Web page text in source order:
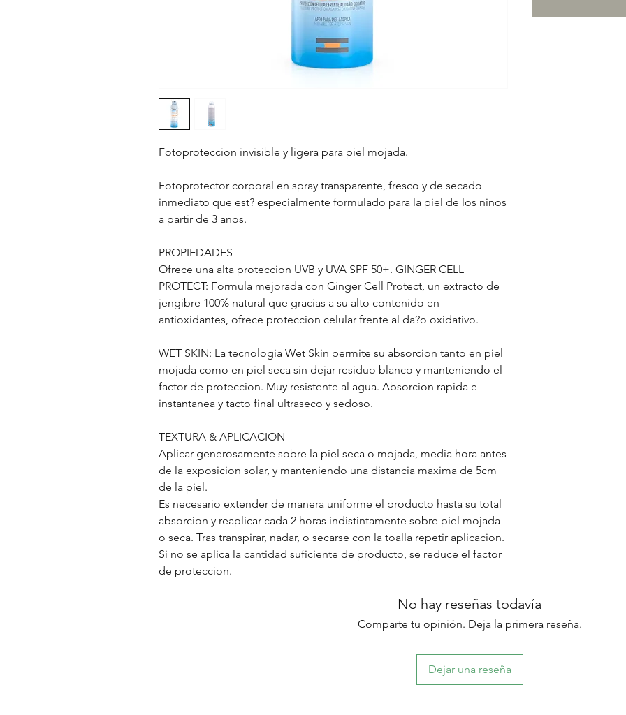
Fotoproteccion invisible y ligera para piel mojada.
Fotoprotector corporal en spray transparente, fresco y de secado
inmediato que est? especialmente formulado para la piel de los ninos
a partir de 3 anos.
PROPIEDADES
Ofrece una alta proteccion UVB y UVA SPF 50+. GINGER CELL
PROTECT: Formula mejorada con Ginger Cell Protect, un extracto de
jengibre 100% natural que gracias a su alto contenido en
antioxidantes, ofrece proteccion celular frente al da?o oxidativo.
WET SKIN: La tecnologia Wet Skin permite su absorcion tanto en piel
mojada como en piel seca sin dejar residuo blanco y manteniendo el
factor de proteccion. Muy resistente al agua. Absorcion rapida e
instantanea y tacto final ultraseco y sedoso.
TEXTURA & APLICACION
Aplicar generosamente sobre la piel seca o mojada, media hora antes
de la exposicion solar, y manteniendo una distancia maxima de 5cm
de la piel.
Es necesario extender de manera uniforme el producto hasta su total
absorcion y reaplicar cada 2 horas indistintamente sobre piel mojada
o seca. Tras transpirar, nadar, o secarse con la toalla repetir aplicacion.
Si no se aplica la cantidad suficiente de producto, se reduce el factor
de proteccion.
No hay reseñas todavía
Comparte tu opinión. Deja la primera reseña.
Dejar una reseña